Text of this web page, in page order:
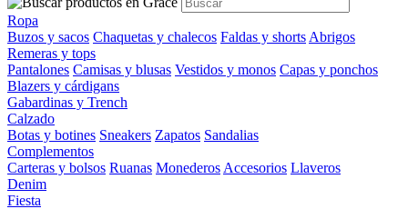
Ropa
Buzos y sacos Chaquetas y chalecos Faldas y shorts Abrigos
Remeras y tops
Pantalones Camisas y blusas Vestidos y monos Capas y ponchos
Blazers y cárdigans
Gabardinas y Trench
Calzado
Botas y botines Sneakers Zapatos Sandalias
Complementos
Carteras y bolsos Ruanas Monederos Accesorios Llaveros
Denim
Fiesta